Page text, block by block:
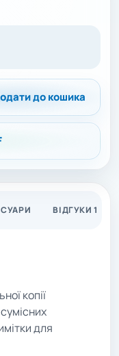
до кошика
ВІДГУКИ 1
копії
для